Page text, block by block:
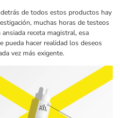
de todos estos productos hay
muchas horas de testeos
receta magistral, esa
pueda hacer realidad los deseos
vez más exigente.